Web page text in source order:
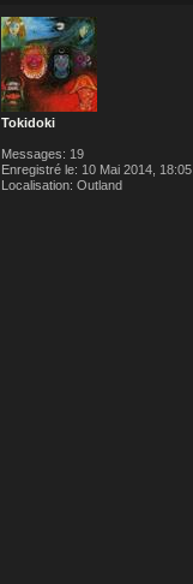
Tokidoki
Messages: 19
Enregistré le: 10 Mai 2014, 18:05
Localisation: Outland